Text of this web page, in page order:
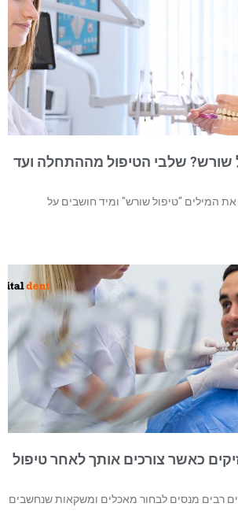
שורש? שלבי הטיפול מההתחלה ועד
המילים "טיפול שורש" ומיד חושבים על
כאשר צורכים אותך לאחר טיפול
רבים מנסים לבחור מאכלים ומשקאות שנחשבים